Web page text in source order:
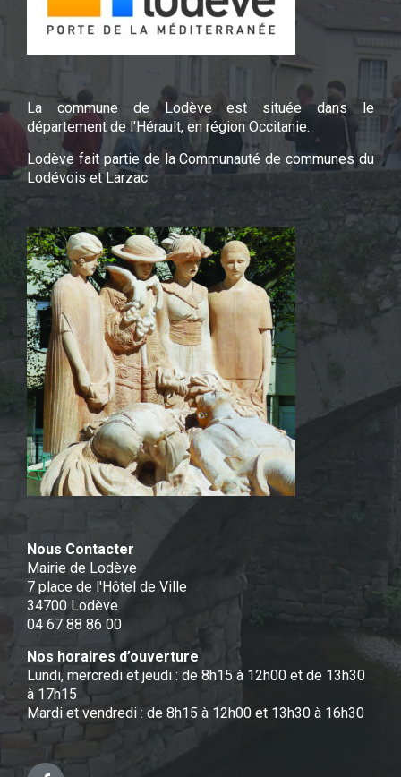
La commune de Lodève est située dans le
département de l'Hérault, en région Occitanie.
Lodève fait partie de la Communauté de communes du
Lodévois et Larzac.
Nous Contacter
Mairie de Lodève
7 place de l'Hôtel de Ville
34700 Lodève
04 67 88 86 00
Nos horaires d’ouverture
Lundi, mercredi et jeudi : de 8h15 à 12h00 et de 13h30
à 17h15
Mardi et vendredi : de 8h15 à 12h00 et 13h30 à 16h30